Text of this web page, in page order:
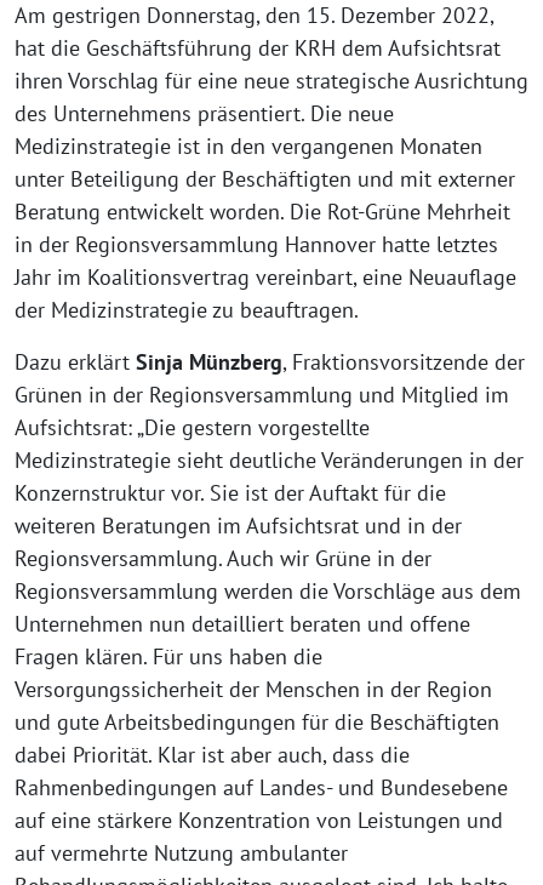
Am gestrigen Donnerstag, den 15. Dezember 2022,
hat die Geschäftsführung der KRH dem Aufsichtsrat
ihren Vorschlag für eine neue strategische Ausrichtung
des Unternehmens präsentiert. Die neue
Medizinstrategie ist in den vergangenen Monaten
unter Beteiligung der Beschäftigten und mit externer
Beratung entwickelt worden. Die Rot-Grüne Mehrheit
in der Regionsversammlung Hannover hatte letztes
Jahr im Koalitionsvertrag vereinbart, eine Neuauflage
der Medizinstrategie zu beauftragen.
Dazu erklärt Sinja Münzberg, Fraktionsvorsitzende der
Grünen in der Regionsversammlung und Mitglied im
Aufsichtsrat: „Die gestern vorgestellte
Medizinstrategie sieht deutliche Veränderungen in der
Konzernstruktur vor. Sie ist der Auftakt für die
weiteren Beratungen im Aufsichtsrat und in der
Regionsversammlung. Auch wir Grüne in der
Regionsversammlung werden die Vorschläge aus dem
Unternehmen nun detailliert beraten und offene
Fragen klären. Für uns haben die
Versorgungssicherheit der Menschen in der Region
und gute Arbeitsbedingungen für die Beschäftigten
dabei Priorität. Klar ist aber auch, dass die
Rahmenbedingungen auf Landes- und Bundesebene
auf eine stärkere Konzentration von Leistungen und
auf vermehrte Nutzung ambulanter